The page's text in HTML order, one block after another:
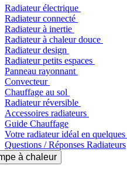
Radiateur électrique
Radiateur connecté
Radiateur à inertie
Radiateur à chaleur douce
Radiateur design
Radiateur petits espaces
Panneau rayonnant
Convecteur
Chauffage au sol
Radiateur réversible
Accessoires radiateurs
Guide Chauffage
Votre radiateur idéal en
Questions / Réponses Radiateurs
à chaleur